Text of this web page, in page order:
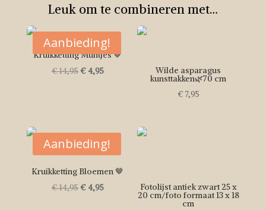
Leuk om te combineren met…
Aanbieding!
Kruikketting Muntjes 🤎
€14,95Oorspronkelijke
€4,95Huidige
Wilde asparagus
kunsttakken🌿70 cm
€ 7,95
Aanbieding!
Kruikketting Bloemen 🤎
€14,95Oorspronkelijke
€4,95Huidige
Fotolijst antiek zwart 25 x
20 cm/foto formaat 13 x 18
cm